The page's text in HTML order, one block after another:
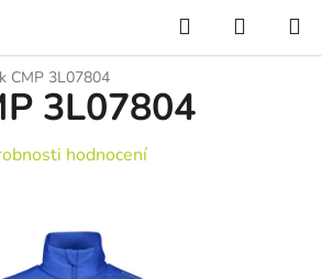
Hledat
CMP 3L07804
3L07804
je 0,0 z 5 hvězdiček.
hodnocení